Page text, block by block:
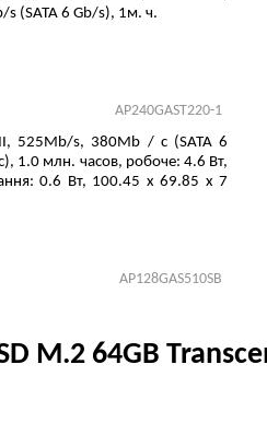
s (SATA 6 Gb/s), 1м. ч.
AP240GAST220-1
525Mb/s, 380Mb / с (SATA 6
1.0 млн. часов, робоче: 4.6 Вт,
0.6 Вт, 100.45 x 69.85 x 7
AP128GAS510SB
M.2 64GB